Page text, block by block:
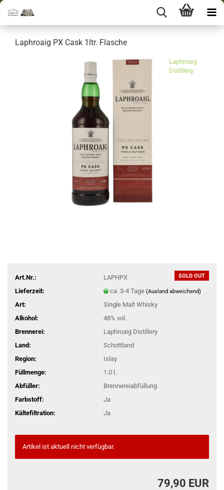
Laphroaig PX Cask 1ltr. Flasche
Laphroaig
Distillery
SOLD OUT
Art.Nr.:
LAPHPX
Lieferzeit:
ca. 3-4 Tage (Ausland abweichend)
Art:
Single Malt Whisky
Alkohol:
48% vol.
Brennerei:
Laphroaig Distillery
Land:
Schottland
Region:
Islay
Füllmenge:
1.0 l.
Abfüller:
Brennereiabfüllung
Farbstoff:
Ja
Kältefiltration:
Ja
Artikel ist aktuell nicht verfügbar.
79,90 EUR